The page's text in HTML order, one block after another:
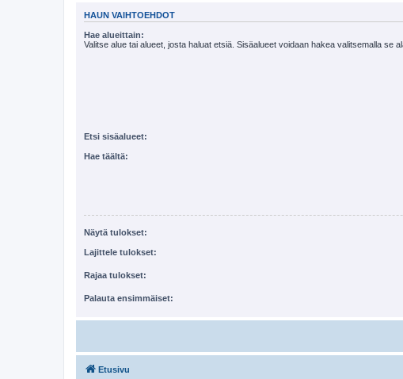
HAUN VAIHTOEHDOT
Hae alueittain:
Valitse alue tai alueet, josta haluat etsiä. Sisäalueet voidaan hakea valitsemalla se
Etsi sisäalueet:
Hae täältä:
Näytä tulokset:
Lajittele tulokset:
Rajaa tulokset:
Palauta ensimmäiset:
Etusivu